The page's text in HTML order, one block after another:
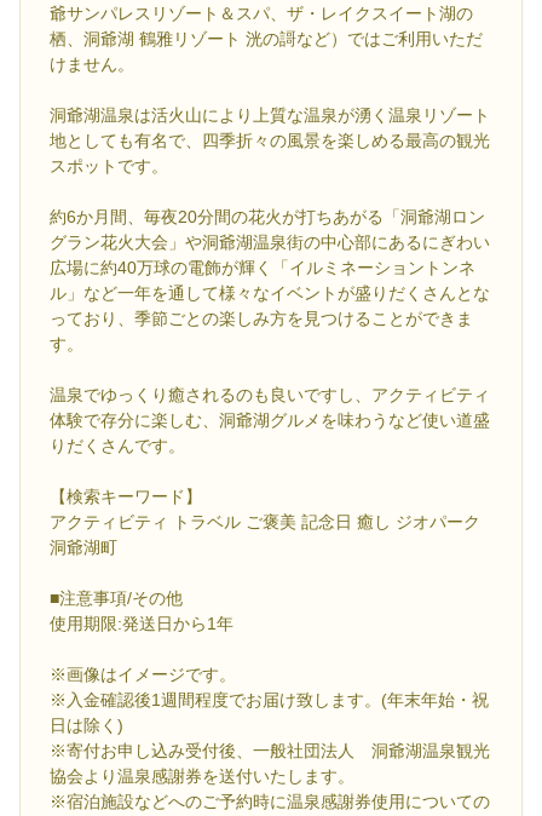
爺サンパレスリゾート＆スパ、ザ・レイクスイート湖の
栖、洞爺湖 鶴雅リゾート 洸の謌など）ではご利用いただ
けません。
洞爺湖温泉は活火山により上質な温泉が湧く温泉リゾート
地としても有名で、四季折々の風景を楽しめる最高の観光
スポットです。
約6か月間、毎夜20分間の花火が打ちあがる「洞爺湖ロン
グラン花火大会」や洞爺湖温泉街の中心部にあるにぎわい
広場に約40万球の電飾が輝く「イルミネーショントンネ
ル」など一年を通して様々なイベントが盛りだくさんとな
っており、季節ごとの楽しみ方を見つけることができま
す。
温泉でゆっくり癒されるのも良いですし、アクティビティ
体験で存分に楽しむ、洞爺湖グルメを味わうなど使い道盛
りだくさんです。
【検索キーワード】
アクティビティ トラベル ご褒美 記念日 癒し ジオパーク
洞爺湖町
■注意事項/その他
使用期限:発送日から1年
※画像はイメージです。
※入金確認後1週間程度でお届け致します。(年末年始・祝
日は除く)
※寄付お申し込み受付後、一般社団法人 洞爺湖温泉観光
協会より温泉感謝券を送付いたします。
※宿泊施設などへのご予約時に温泉感謝券使用についての